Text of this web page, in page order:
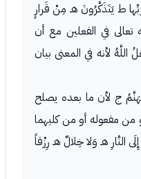
ط يَتَذَكَّرُونَ هـ مِنْ قَرارٍ
تعالى في الفعلين مع أن
لأنه في المعنى بيان
ج لأن ما بعده يصلح
من مفعوله أو من كليهما
النَّارِ هـ وَلا خِلالٌ هـ رِزْقاً